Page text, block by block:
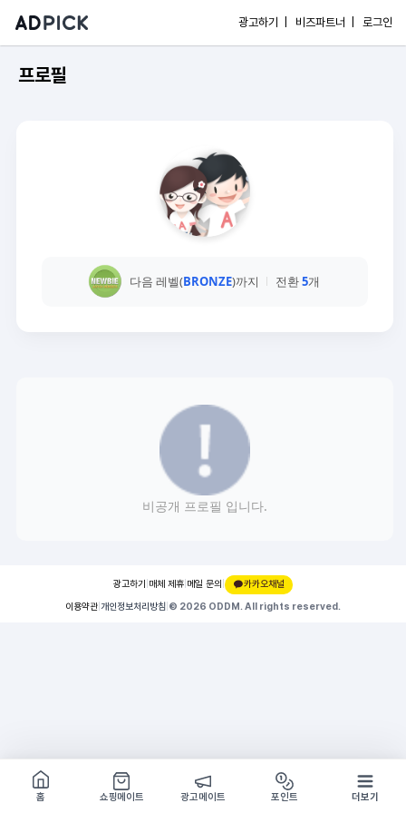
광고하기 | 비즈파트너 | 로그인
프로필
다음 레벨(BRONZE)까지 전환5개
비공개 프로필 입니다.
광고하기 매체 제휴 메일 문의 |
카카오채널
이용약관 개인정보처리방침 © 2026 ODDM. All rights reserved.
쇼핑몰 구경하기
방문시 1G
홈
쇼핑메이트 광고메이트 포인트 더보기